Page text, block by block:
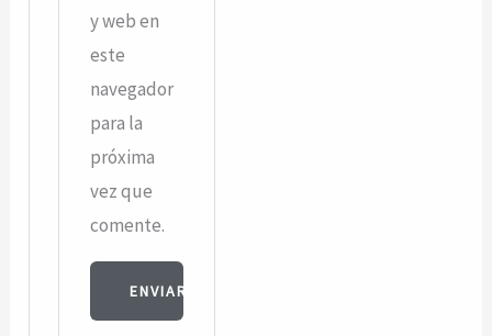
y web en
este
navegador
para la
próxima
vez que
comente.